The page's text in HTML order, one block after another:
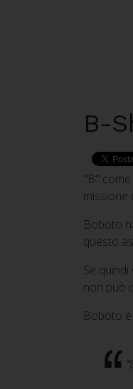
B-
"B"
missione
Boboto
questo
Se
non può
Boboto